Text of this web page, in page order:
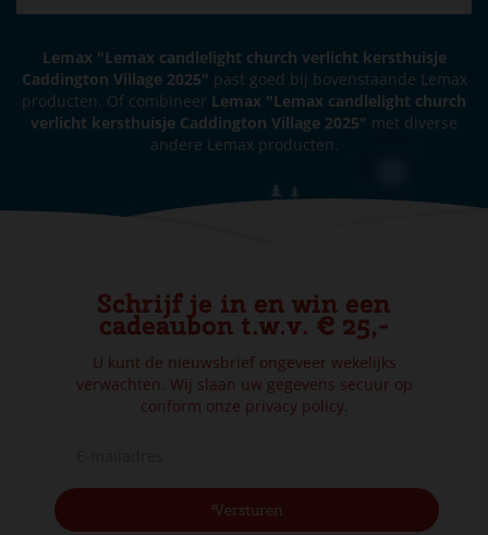
Lemax "Lemax candlelight church verlicht kersthuisje
Caddington Village 2025" past goed bij bovenstaande Lemax
producten. Of combineer Lemax "Lemax candlelight church
verlicht kersthuisje Caddington Village 2025" met diverse
andere Lemax producten.
Schrijf je in en win een
cadeaubon t.w.v. € 25,-
U kunt de nieuwsbrief ongeveer wekelijks
verwachten. Wij slaan uw gegevens secuur op
conform onze privacy policy.